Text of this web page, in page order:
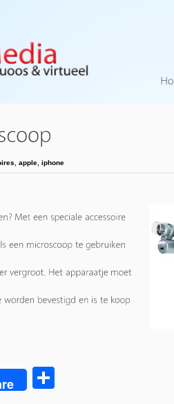
apple iphone